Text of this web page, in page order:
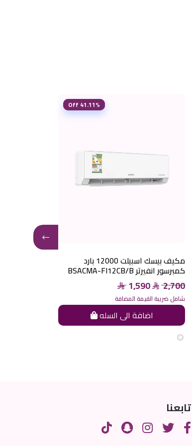
41.11% Off
مكيف بيسك اسبيلت 12000 بارد
كمبرسور انفيرتر BSACMA-FI12CB/B
2,700
1,590
شامل ضريبة القيمة المضافة
اضافة الى السله
تابعنا